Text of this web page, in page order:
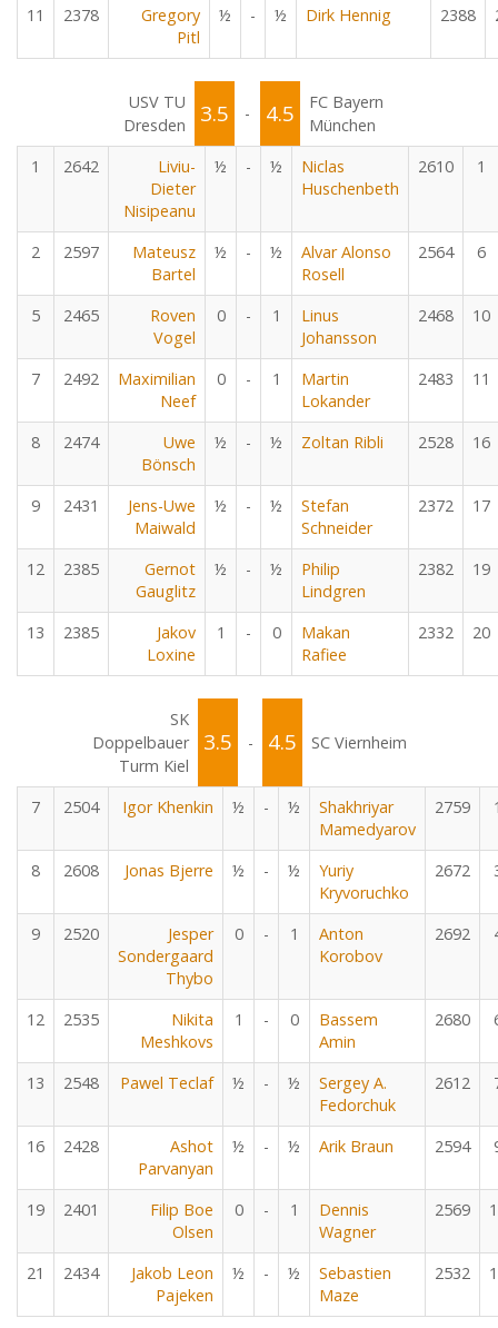
11 2378
Gregory
Pitl
½ - ½ Dirk Hennig 2388
USV TU
Dresden
3.5 - 4.5
FC Bayern
München
1
2642
Liviu-
Dieter
Nisipeanu
½ - ½
Niclas
Huschenbeth
2610 1
2 2597
Mateusz
Bartel
½ - ½
Alvar Alonso
Rosell
2564 6
5 2465
Roven
Vogel
0 - 1
Linus
Johansson
2468 10
7 2492
Maximilian
Neef
0 - 1
Martin
Lokander
2483 11
8 2474
Uwe
Bönsch
½ - ½ Zoltan Ribli 2528 16
9 2431
Jens-Uwe
Maiwald
½ - ½
Stefan
Schneider
2372 17
12 2385
Gernot
Gauglitz
½ - ½
Philip
Lindgren
2382 19
13 2385
Jakov
Loxine
1 - 0
Makan
Rafiee
2332 20
SK
Doppelbauer
Turm Kiel
3.5 - 4.5 SC Viernheim
7 2504 Igor Khenkin ½ - ½
Shakhriyar
Mamedyarov
2759
8 2608 Jonas Bjerre ½ - ½
Yuriy
Kryvoruchko
2672
9 2520
Jesper
Sondergaard
Thybo
0 - 1
Anton
Korobov
2692
12 2535
Nikita
Meshkovs
1 - 0
Bassem
Amin
2680
13 2548 Pawel Teclaf ½ - ½
Sergey A.
Fedorchuk
2612
16 2428
Ashot
Parvanyan
½ - ½ Arik Braun 2594
19 2401
Filip Boe
Olsen
0 - 1
Dennis
Wagner
2569
21 2434
Jakob Leon
Pajeken
½ - ½
Sebastien
Maze
2532